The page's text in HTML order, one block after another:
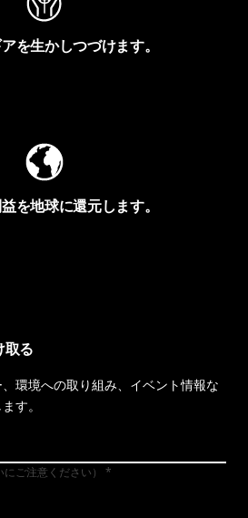
を生かしつづけます。
を地球に還元します。
取る
環境への取り組み、イベント情報な
す。
ご注意ください）